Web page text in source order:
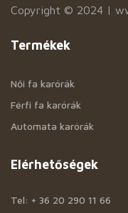
Copyright © 2024 |
Termékek
Női fa karórák
Férfi fa karórák
Automata karórák
Elérhetőségek
Tel: + 36 20 290 11 66